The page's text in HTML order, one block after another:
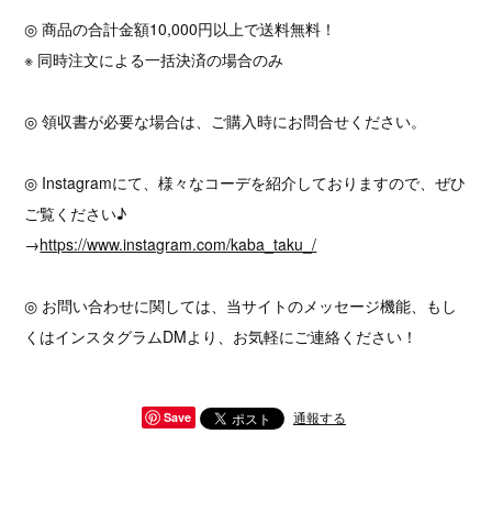
◎ 商品の合計金額10,000円以上で送料無料！
※ 同時注文による一括決済の場合のみ
◎ 領収書が必要な場合は、ご購入時にお問合せください。
◎ Instagramにて、様々なコーデを紹介しておりますので、ぜひ
ご覧ください♪
→https://www.instagram.com/kaba_taku_/
◎ お問い合わせに関しては、当サイトのメッセージ機能、もし
くはインスタグラムDMより、お気軽にご連絡ください！
Save 通報する